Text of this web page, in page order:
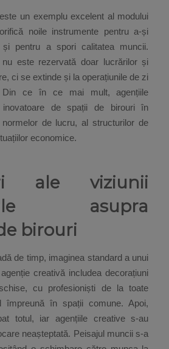
un exemplu excelent al modului
noile instrumente pentru a-și
și pentru a spori calitatea muncii.
este rezervată doar lucrărilor și
ci se extinde și la operațiunile de zi
ce în ce mai mult, agențiile
inovatoare de spații de birouri în
de lucru, al structurilor de
economice.
ale viziunii
asupra
birouri
de timp, imaginea standard a unui
creativă includea decorațiuni
cu profesioniști de la toate
împreună în spații comune. Apoi,
totul, iar agențiile creative s-au
neașteptată. Peisajul muncii s-a